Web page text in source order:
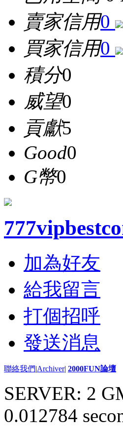
賣家信用0
買家信用0
積分0
威望0
貢獻5
Good0
G幣0
加為好友
給我留言
打個招呼
發送消息
聯絡我們|Archiver| 2000FUN論壇
SERVER: 2
0.012784